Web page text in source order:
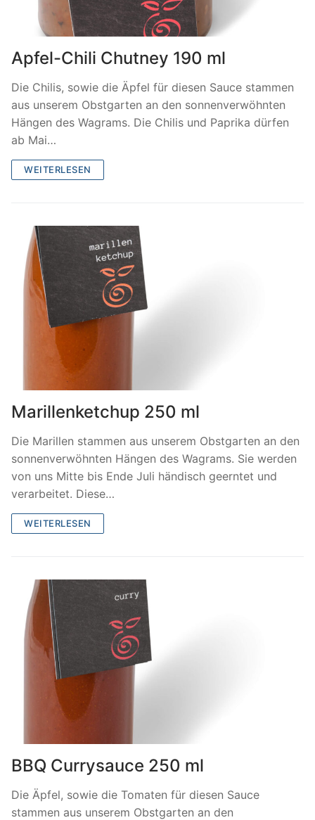
Apfel-Chili Chutney 190 ml
Die Chilis, sowie die Äpfel für diesen Sauce stammen
aus unserem Obstgarten an den sonnenverwöhnten
Hängen des Wagrams. Die Chilis und Paprika dürfen
ab Mai…
WEITERLESEN
Marillenketchup 250 ml
Die Marillen stammen aus unserem Obstgarten an den
sonnenverwöhnten Hängen des Wagrams. Sie werden
von uns Mitte bis Ende Juli händisch geerntet und
verarbeitet. Diese…
WEITERLESEN
BBQ Currysauce 250 ml
Die Äpfel, sowie die Tomaten für diesen Sauce
stammen aus unserem Obstgarten an den